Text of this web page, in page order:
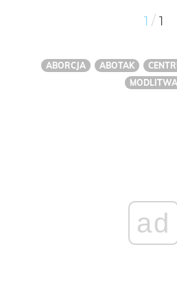
1 / 1
ABORCJA ABOTAK
MODLITWA
ad